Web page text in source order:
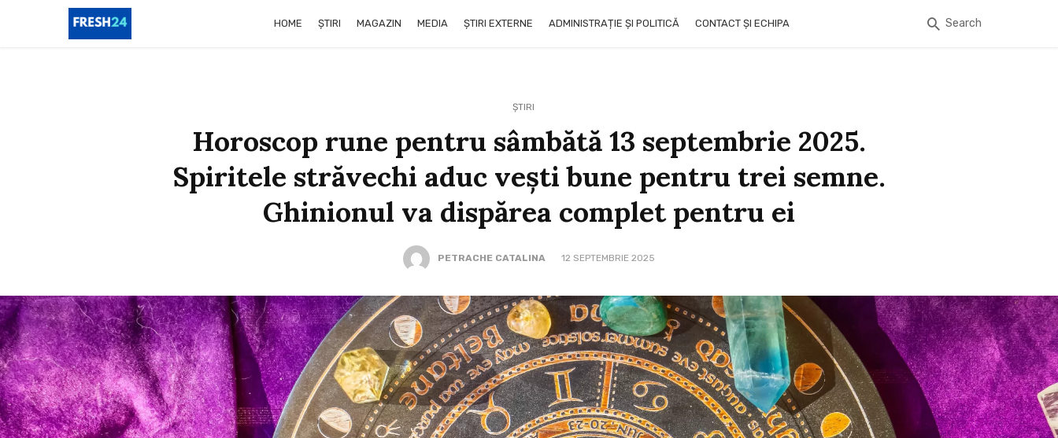
HOME ȘTIRI MAGAZIN MEDIA ȘTIRI EXTERNE ADMINISTRAȚIE ȘI POLITICĂ CONTACT ȘI ECHIPA Search
ȘTIRI
Horoscop rune pentru sâmbătă 13 septembrie 2025.
Spiritele străvechi aduc vești bune pentru trei semne.
Ghinionul va dispărea complet pentru ei
PETRACHE CATALINA 12 SEPTEMBRIE 2025